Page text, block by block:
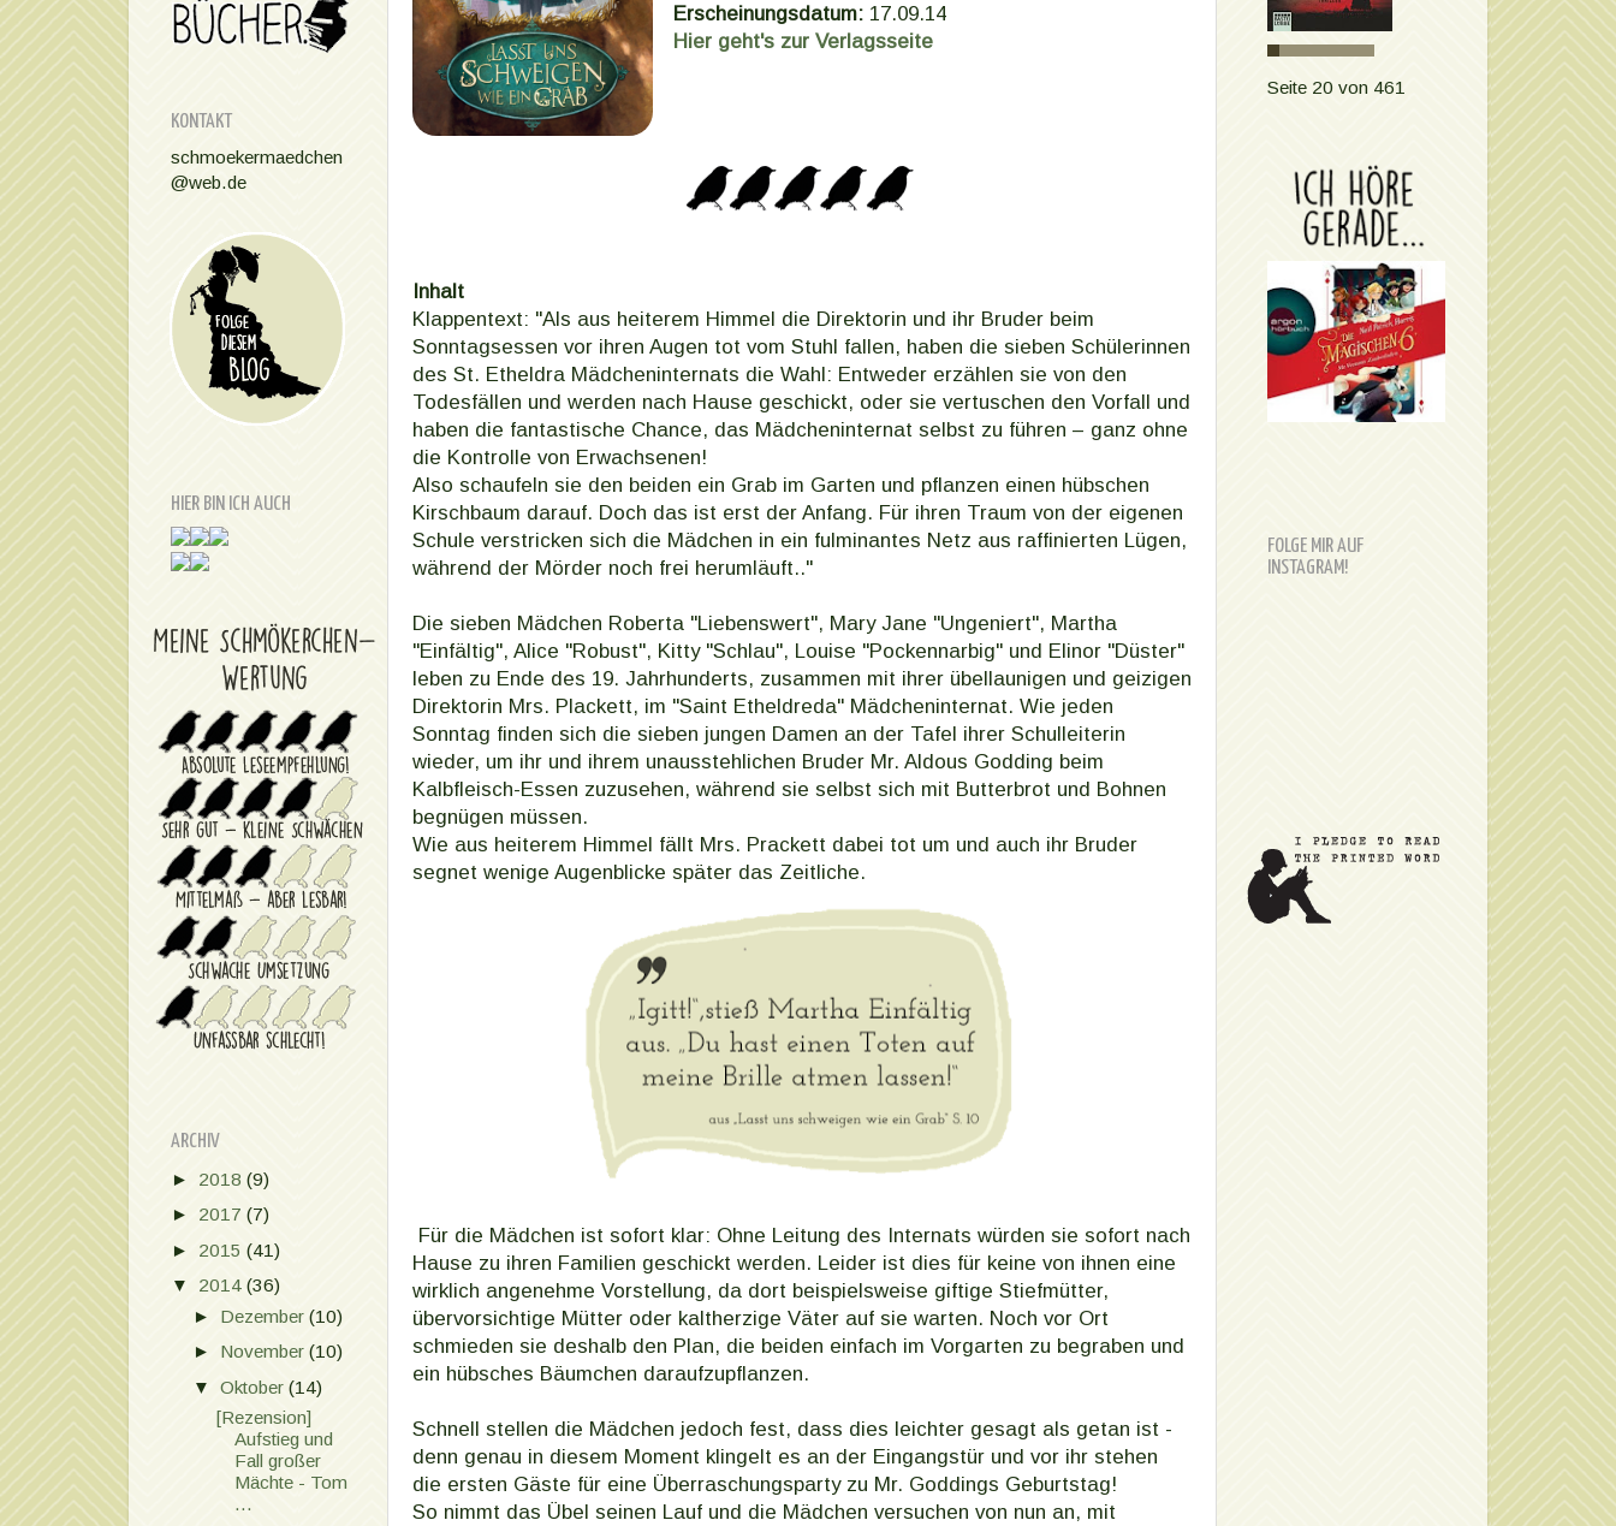
Erscheinungsdatum:17.09.14
Hier geht's zur Verlagsseite
Inhalt
Klappentext: "Als aus heiterem Himmel die Direktorin und ihr Bruder beim
Sonntagsessen vor ihren Augen tot vom Stuhl fallen, haben die sieben Schülerinnen
des St. Etheldra Mädcheninternats die Wahl: Entweder erzählen sie von den
Todesfällen und werden nach Hause geschickt, oder sie vertuschen den Vorfall und
haben die fantastische Chance, das Mädcheninternat selbst zu führen – ganz ohne
die Kontrolle von Erwachsenen!
Also schaufeln sie den beiden ein Grab im Garten und pflanzen einen hübschen
Kirschbaum darauf. Doch das ist erst der Anfang. Für ihren Traum von der eigenen
Schule verstricken sich die Mädchen in ein fulminantes Netz aus raffinierten Lügen,
während der Mörder noch frei herumläuft.."
Die sieben Mädchen Roberta "Liebenswert", Mary Jane "Ungeniert", Martha
"Einfältig", Alice "Robust", Kitty "Schlau", Louise "Pockennarbig" und Elinor "Düster"
leben zu Ende des 19. Jahrhunderts, zusammen mit ihrer übellaunigen und geizigen
Direktorin Mrs. Plackett, im "Saint Etheldreda" Mädcheninternat. Wie jeden
Sonntag finden sich die sieben jungen Damen an der Tafel ihrer Schulleiterin
wieder, um ihr und ihrem unausstehlichen Bruder Mr. Aldous Godding beim
Kalbfleisch-Essen zuzusehen, während sie selbst sich mit Butterbrot und Bohnen
begnügen müssen.
Wie aus heiterem Himmel fällt Mrs. Prackett dabei tot um und auch ihr Bruder
segnet wenige Augenblicke später das Zeitliche.
Für die Mädchen ist sofort klar: Ohne Leitung des Internats würden sie sofort nach
Hause zu ihren Familien geschickt werden. Leider ist dies für keine von ihnen eine
wirklich angenehme Vorstellung, da dort beispielsweise giftige Stiefmütter,
übervorsichtige Mütter oder kaltherzige Väter auf sie warten. Noch vor Ort
schmieden sie deshalb den Plan, die beiden einfach im Vorgarten zu begraben und
ein hübsches Bäumchen daraufzupflanzen.
Schnell stellen die Mädchen jedoch fest, dass dies leichter gesagt als getan ist -
denn genau in diesem Moment klingelt es an der Eingangstür und vor ihr stehen
die ersten Gäste für eine Überraschungsparty zu Mr. Goddings Geburtstag!
So nimmt das Übel seinen Lauf und die Mädchen versuchen von nun an, mit
KONTAKT
schmoekermaedchen
@web.de
HIER BIN ICH AUCH
ARCHIV
► 2018 (9)
► 2017 (7)
► 2015 (41)
▼ 2014 (36)
► Dezember(10)
► November(10)
▼Oktober(14)
[Rezension]
Aufstieg und
Fall großer
Mächte - Tom
...
Seite 20 von 461
FOLGE MIR AUF
INSTAGRAM!